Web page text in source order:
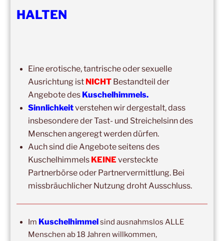
DIE NÄCHSTEN 8 VERANSTALTUNGEN:
14:00 – 19:00,29. August 2026– Boppard
Kuschelhimmel 5h Kuscheln
15:00 20:00 ,12. September 2026
Erbach/Rheingau Kuschelhimmel 5h Kuscheln
Ganztags,13. September 2026–Jahresgruppe
Ausbildung Berührungs- und Kuscheltrainer*in
14:00 – 19:00 19. September 2026– Marburg
Kuschelhimmel 5h mit Klangschalenbegleitung
14:00 –20:00,3. Oktober 2026–Oberursel
HALTEN
Eine erotische, tantrische oder sexuelle
Ausrichtung ist NICHTBestandteil der
Angebote des Kuschelhimmels.
Sinnlichkeitverstehen wir dergestalt, dass
insbesondere der Tast- und Streichelsinn des
Menschen angeregt werden dürfen.
Auch sind die Angebote seitens des
Kuschelhimmels KEINE versteckte
Partnerbörse oder Partnervermittlung. Bei
missbräuchlicher Nutzung droht Ausschluss.
Im Kuschelhimmelsind ausnahmslos ALLE
Menschen ab 18 Jahren willkommen,